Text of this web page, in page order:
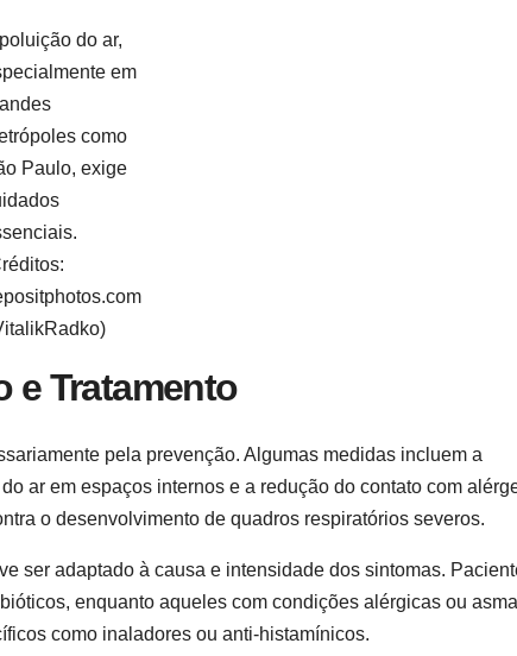
do ar,
em
como
Paulo, exige
e Tratamento
pela prevenção. Algumas medidas incluem a
ar em espaços internos e a redução do contato com
o desenvolvimento de quadros respiratórios severos.
ser adaptado à causa e intensidade dos sintomas.
enquanto aqueles com condições alérgicas ou asma
como inaladores ou anti-histamínicos.